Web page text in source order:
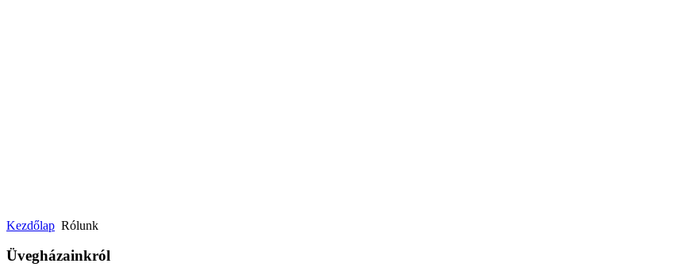
Kezdőlap Rólunk
Üvegházainkról